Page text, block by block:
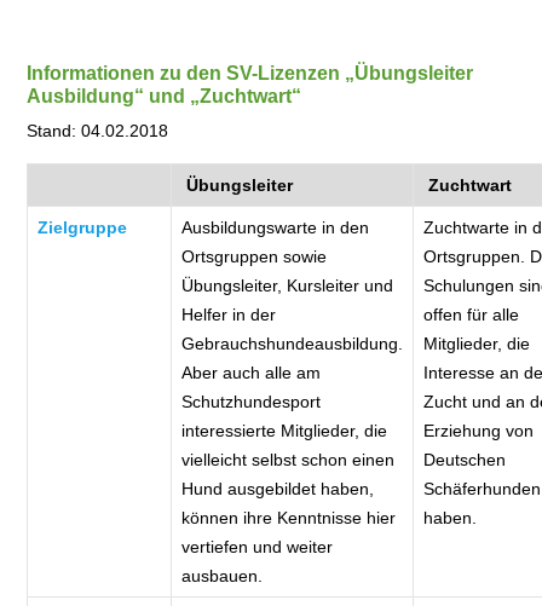
Informationen zu den SV-Lizenzen „Übungsleiter
Ausbildung“ und „Zuchtwart“
Stand: 04.02.2018
Übungsleiter Zuchtwart
Zielgruppe
Ausbildungswarte in den
Ortsgruppen sowie
Übungsleiter, Kursleiter und
Helfer in der
Gebrauchshundeausbildung.
Aber auch alle am
Schutzhundesport
interessierte Mitglieder, die
vielleicht selbst schon einen
Hund ausgebildet haben,
können ihre Kenntnisse hier
vertiefen und weiter
ausbauen.
Zuchtwarte in
Ortsgruppen.
Schulungen
offen für alle
Mitglieder, die
Interesse an
Zucht und an
Erziehung von
Deutschen
Schäferhunden
haben.